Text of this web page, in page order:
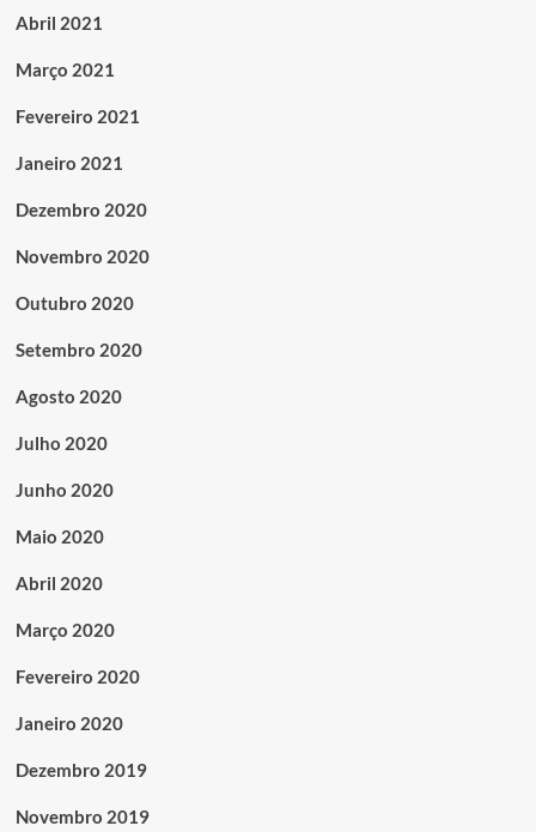
Abril 2021
Março 2021
Fevereiro 2021
Janeiro 2021
Dezembro 2020
Novembro 2020
Outubro 2020
Setembro 2020
Agosto 2020
Julho 2020
Junho 2020
Maio 2020
Abril 2020
Março 2020
Fevereiro 2020
Janeiro 2020
Dezembro 2019
Novembro 2019